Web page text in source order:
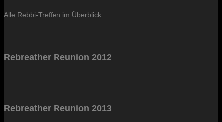
Alle Rebbi-Treffen im Überblick
Rebreather Reunion 2012
Rebreather Reunion 2013